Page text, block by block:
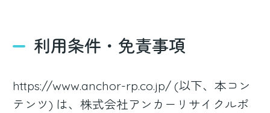
利用条件・免責事項
https://www.anchor-rp.co.jp/ (以下、本コン
テンツ) は、株式会社アンカーリサイクルポ